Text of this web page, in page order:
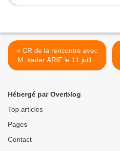
< CR de la rencontre avec
M. kader ARIF le 11 juillet
Hébergé par Overblog
Top articles
Pages
Contact